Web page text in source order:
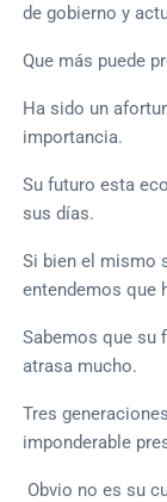
de gobierno y
Que más puede
Ha sido un
importancia.
Su futuro esta
sus días.
Si bien el mismo
entendemos que
Sabemos que su
atrasa mucho.
Tres
imponderable
Obvio no es su